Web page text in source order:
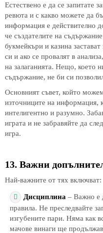
Естествено е да се запитате
ревюта и с какво можете да
информация е действително
че създателите на
букмейкъри и казина
си и ако се провалят в
на залаганията. Нещо, което
съдържание, не би си
Основният съвет, който
източниците на информация,
интелигентно и разумно.
играта и не забравяйте да
игра.
13. Важни
Най-важните от тях включват:
Дисциплина – Важно е
правила. Не преследвайте
изгубените пари. Няма как
мачове винаги ще